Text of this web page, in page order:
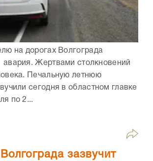
на дорогах Волгограда
авария. Жертвами столкновений
Печальную летнюю
сегодня в областном главке
по 2...
зазвучит